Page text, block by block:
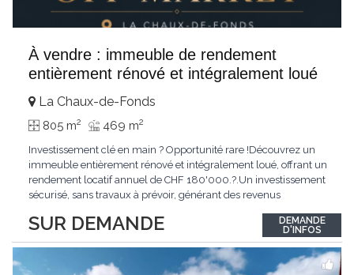
À vendre : immeuble de rendement
entièrement rénové et intégralement loué
SUR DEMANDE
La Chaux-de-Fonds
805 m2 469 m2
Investissement clé en main ? Opportunité rare !Découvrez un
immeuble entièrement rénové et intégralement loué, offrant un
rendement locatif annuel de CHF 180'000.?.Un investissement
sécurisé, sans travaux à prévoir, générant des revenus
d'informations ou recevoir le dossier.
DEMANDE
D'INFOS